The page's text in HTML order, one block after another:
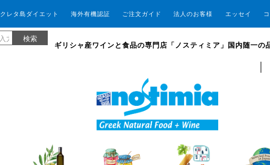
エッセイ
法人のお客様
ご注文ガイド
海外有機認証
クレタ島ダイエット
ギリシャ産ワインと食品の専門店「ノスティミア」国内随一